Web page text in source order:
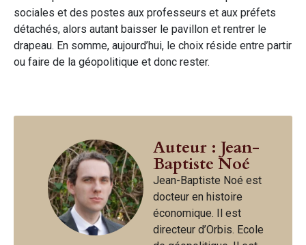
sociales et des postes aux professeurs et aux préfets
détachés, alors autant baisser le pavillon et rentrer le
drapeau. En somme, aujourd’hui, le choix réside entre partir
ou faire de la géopolitique et donc rester.
Auteur : Jean-
Baptiste Noé
Jean-Baptiste Noé est
docteur en histoire
économique. Il est
directeur d’Orbis. Ecole